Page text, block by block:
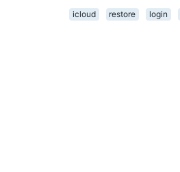
icloud restore login